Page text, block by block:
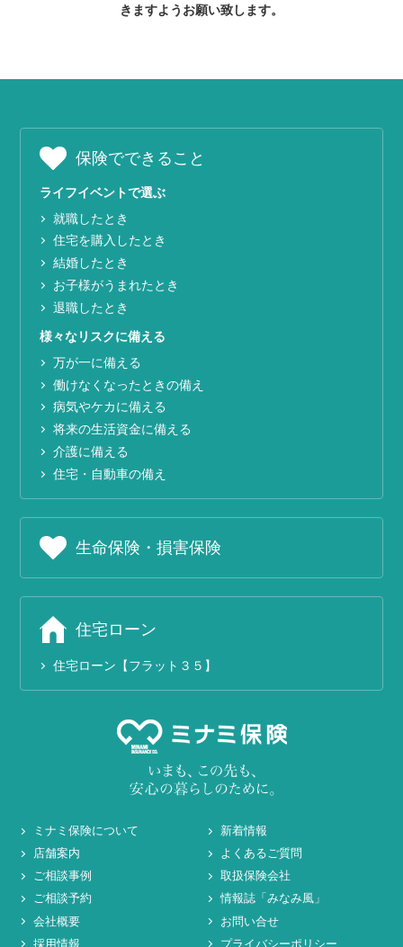
きますようお願い致します。
保険でできること
ライフイベントで選ぶ
就職したとき
住宅を購入したとき
結婚したとき
お子様がうまれたとき
退職したとき
様々なリスクに備える
万が一に備える
働けなくなったときの備え
病気やケカに備える
将来の生活資金に備える
介護に備える
住宅・自動車の備え
生命保険・損害保険
住宅ローン
住宅ローン【フラット３５】
ミナミ保険について
新着情報
店舗案内
よくあるご質問
ご相談事例
取扱保険会社
ご相談予約
情報誌「みなみ風」
会社概要
お問い合せ
採用情報
プライバシーポリシー